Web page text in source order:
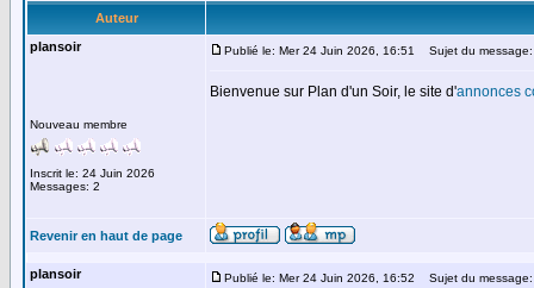
Auteur
plansoir
Nouveau membre
Inscrit le: 24 Juin 2026
Messages: 2
Publié le: Mer 24 Juin 2026, 16:51 Sujet du
Bienvenue sur Plan d'un Soir, le site d'annonces
Revenir en haut de page
plansoir Publié le: Mer 24 Juin 2026, 16:52 Sujet du message: